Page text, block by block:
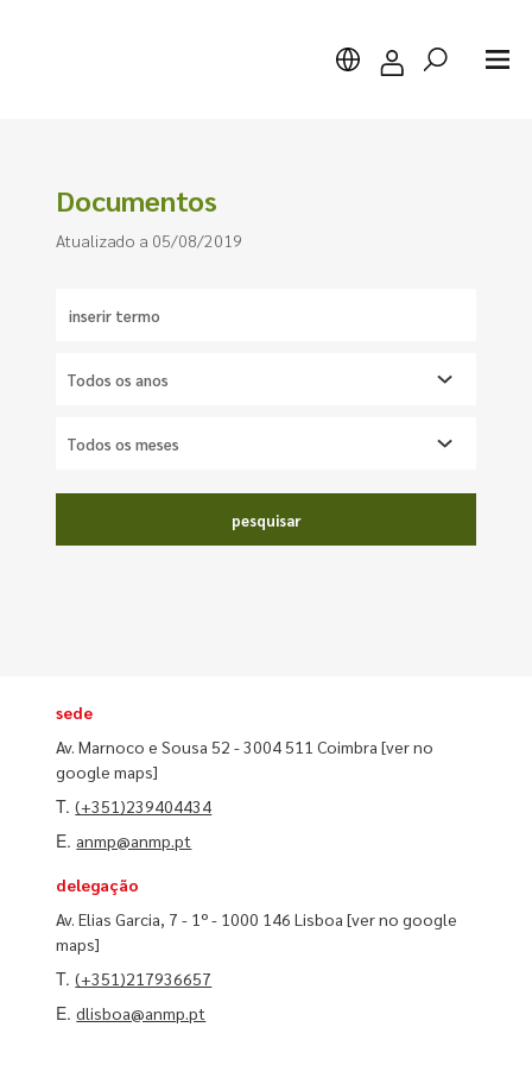
Documentos
Atualizado a 05/08/2019
pesquisa
pesquisar
sede
Av. Marnoco e Sousa 52 - 3004 511 Coimbra[ver no
google maps]
T.(+351)239404434
E. anmp@anmp.pt
delegação
Av. Elias Garcia, 7 - 1º - 1000 146 Lisboa[ver no google
maps]
T.(+351)217936657
E.dlisboa@anmp.pt